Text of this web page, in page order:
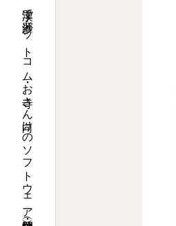
漢字で沙羅ドットコム・お寺さん向けのソフトウェア沙羅（紗羅・娑羅）